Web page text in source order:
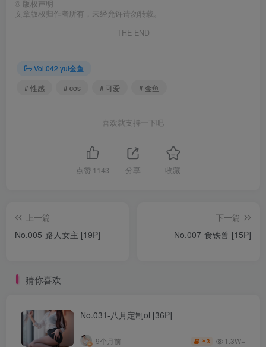
© 版权声明
文章版权归作者所有，未经允许请勿转载。
THE END
Vol.042 yui金鱼
# 性感
# cos # 可爱 # 金鱼
喜欢就支持一下吧
点赞 1143 分享 收藏
上一篇
No.005-路人女主 [19P]
下一篇
No.007-食铁兽 [15P]
猜你喜欢
No.031-八月定制ol [36P]
9个月前 ￥3 1.3W+